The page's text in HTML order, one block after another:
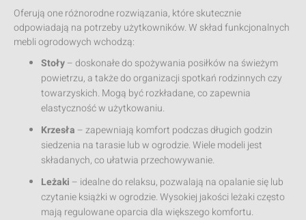
Oferują one różnorodne rozwiązania, które skutecznie
odpowiadają na potrzeby użytkowników. W skład funkcjonalnych
mebli ogrodowych wchodzą:
Stoły– doskonałe do spożywania posiłków na świeżym
powietrzu, a także do organizacji spotkań rodzinnych czy
towarzyskich. Mogą być rozkładane, co zapewnia
elastyczność w użytkowaniu.
Krzesła – zapewniają komfort podczas długich godzin
siedzenia na tarasie lub w ogrodzie. Wiele modeli jest
składanych, co ułatwia przechowywanie.
Leżaki – idealne do relaksu, pozwalają na opalanie się lub
czytanie książki w ogrodzie. Wysokiej jakości leżaki często
mają regulowane oparcia dla większego komfortu.